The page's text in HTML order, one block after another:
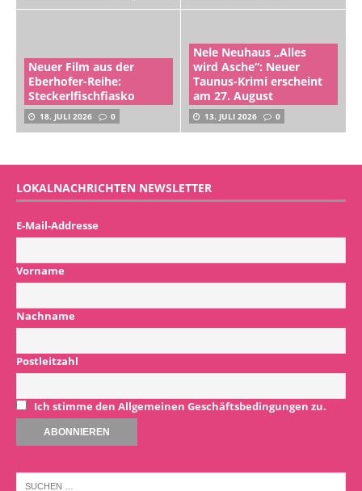
Neuer Film aus der
Eberhofer-Reihe:
Steckerlfischfiasko
18. JULI 2026 0
Nele Neuhaus „Alles
wird Asche“: Neuer
Taunus-Krimi erscheint
am 27. August
13. JULI 2026 0
LOKALNACHRICHTEN NEWSLETTER
E-Mail-Addresse
Vorname
Nachname
Postleitzahl
Ich stimme den Allgemeinen Geschäftsbedingungen zu.